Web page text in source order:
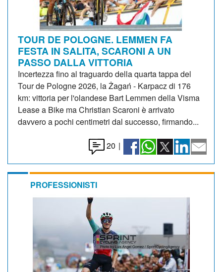
TOUR DE POLOGNE. LEMMEN FA
FESTA IN SALITA, SCARONI A UN
PASSO DALLA VITTORIA
Incertezza fino al traguardo della quarta tappa del
Tour de Pologne 2026, la Żagań - Karpacz di 176
km: vittoria per l'olandese Bart Lemmen della Visma
Lease a Bike ma Christian Scaroni è arrivato
davvero a pochi centimetri dal successo, firmando...
20 |
PROFESSIONISTI